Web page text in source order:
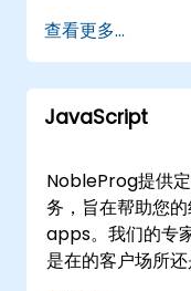
和地理要求量身定
远程桌面环境进
团队的无缝协作
场或我们的专门企
成Java应用程序
和原型设计到性
- 您的本地咨询合
查看更多...
JavaScript
NobleProg提供
务，旨在帮助您
apps。我们的专
是在的客户场所